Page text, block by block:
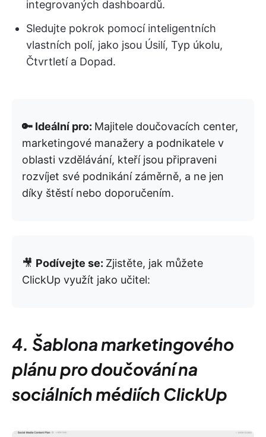
integrovaných dashboardů.
Sledujte pokrok pomocí inteligentních
vlastních polí, jako jsou Úsilí, Typ úkolu,
Čtvrtletí a Dopad.
🔑 Ideální pro: Majitele doučovacích center,
marketingové manažery a podnikatele v
oblasti vzdělávání, kteří jsou připraveni
rozvíjet své podnikání záměrně, a ne jen
díky štěstí nebo doporučením.
🎥 Podívejte se: Zjistěte, jak můžete
ClickUp využít jako učitel:
4. Šablona marketingového
plánu pro doučování na
sociálních médiích ClickUp